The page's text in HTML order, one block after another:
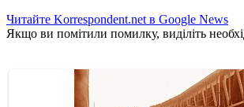
Читайте Korrespondent.net в Google News
Якщо ви помітили помилку, виділіть